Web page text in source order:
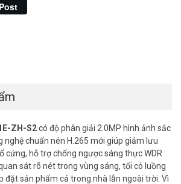
Post
ZH-S2có độ phân giải 2.0MP hình ảnh sắc
nghệ chuẩn nén H.265 mới giúp giảm lưu
cứng, hỗ trợ chống ngược sáng thực WDR
sát rõ nét trong vùng sáng, tối có luồng
đặt sản phẩm cả trong nhà lẫn ngoài trời. Vì